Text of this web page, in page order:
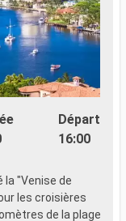
Départ
16:00
la "Venise de
les croisières
de la plage